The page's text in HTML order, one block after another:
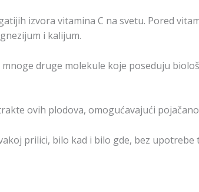
izvora vitamina C na svetu. Pored
i kalijum.
druge molekule koje poseduju
ovih plodova, omogućavajući
prilici, bilo kad i bilo gde, bez